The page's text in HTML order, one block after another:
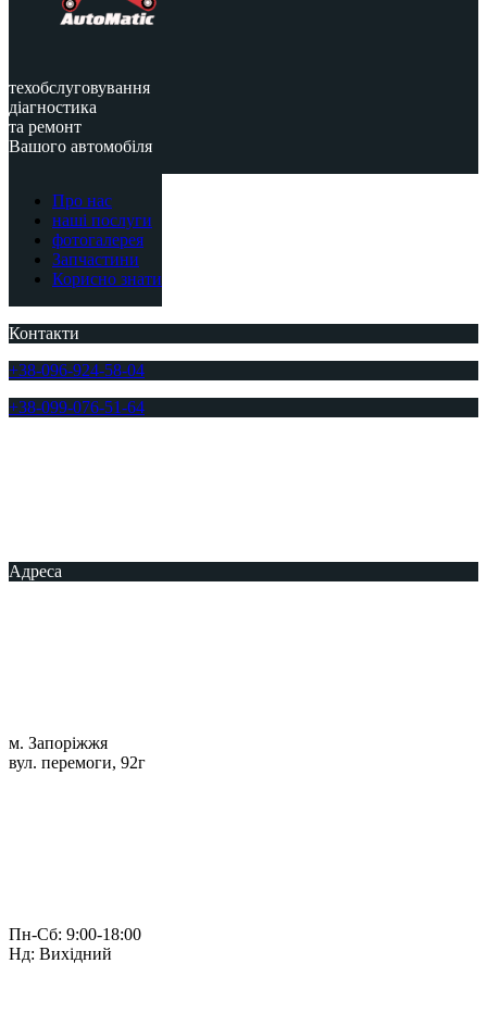
техобслуговування
діагностика
та ремонт
Вашого автомобіля
Про нас
наші послуги
фотогалерея
Запчастини
Корисно знати
Контакти
+38-096-924-58-04
+38-099-076-51-64
Адреса
м. Запоріжжя
вул. перемоги, 92г
Пн-Сб: 9:00-18:00
Нд: Вихідний